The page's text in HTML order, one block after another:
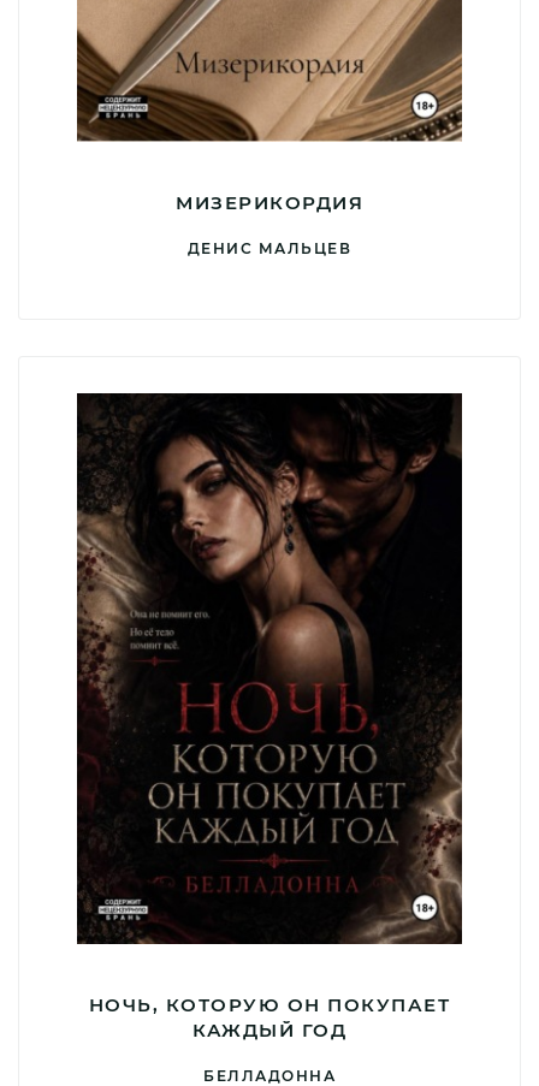
МИЗЕРИКОРДИЯ
ДЕНИС МАЛЬЦЕВ
НОЧЬ, КОТОРУЮ ОН ПОКУПАЕТ
КАЖДЫЙ ГОД
БЕЛЛАДОННА